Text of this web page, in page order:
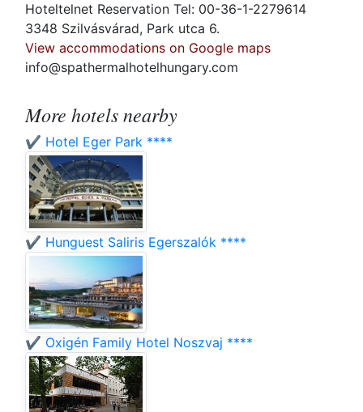
Hoteltelnet Reservation Tel: 00-36-1-2279614
3348 Szilvásvárad, Park utca 6.
View accommodations on Google maps
info@spathermalhotelhungary.com
More hotels nearby
✔️ Hotel Eger Park ****
✔️ Hunguest Saliris Egerszalók ****
✔️ Oxigén Family Hotel Noszvaj ****